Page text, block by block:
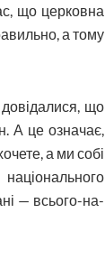
що церковна
а тому
що
А це означає,
а ми собі
— всього-на-